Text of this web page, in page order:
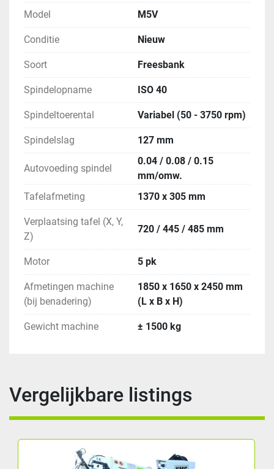
Model
M5V
Conditie Nieuw
Soort Freesbank
Spindelopname ISO 40
Spindeltoerental Variabel (50 - 3750 rpm)
Spindelslag 127 mm
Autovoeding spindel
0.04 / 0.08 / 0.15
mm/omw.
Tafelafmeting
1370 x 305 mm
Verplaatsing tafel (X, Y,
Z)
720 / 445 / 485 mm
Motor 5 pk
Afmetingen machine
(bij benadering)
1850 x 1650 x 2450 mm
(L x B x H)
Gewicht machine ± 1500 kg
Vergelijkbare listings